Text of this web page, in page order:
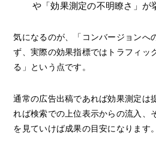
や「効果測定の不明瞭さ」が
気になるのが、「コンバージョンへ
ず、実際の効果指標ではトラフィッ
る」という点です。
通常の広告出稿であれば効果測定は
れば検索での上位表示からの流入、
を見ていけば成果の目安になります。